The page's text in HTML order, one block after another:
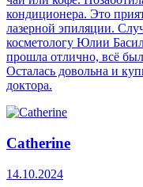
кондиционера. Это
лазерной эпиляции.
косметологу Юлии
прошла отлично, всё
Осталась довольна и
доктора.
Catherine
14.10.2024